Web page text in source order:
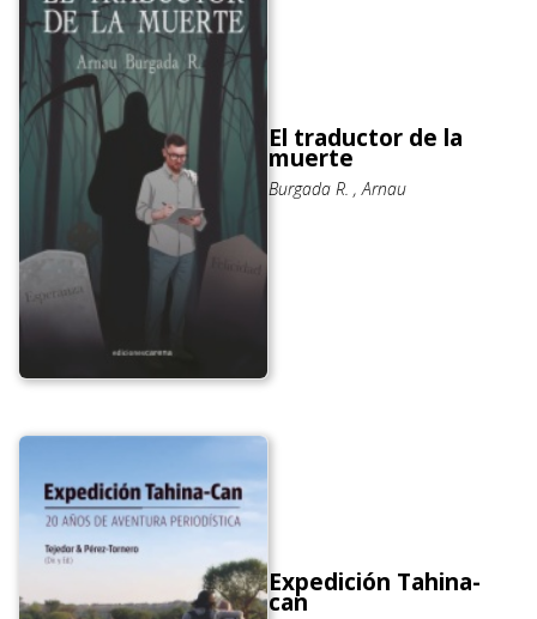
El traductor de la
muerte
Burgada R. , Arnau
Expedición Tahina-
can